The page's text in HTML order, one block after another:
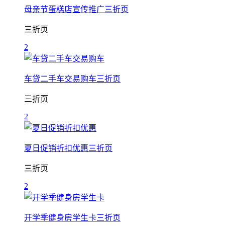
母亲节蛋糕店宣传推广三折页
三折页
2
车贷二手车交易购车三折页
三折页
2
夏日促销折扣优惠三折页
三折页
2
开学季健身房学生卡三折页